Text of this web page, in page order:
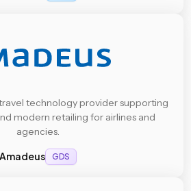
technology provider supporting
modern retailing for airlines and
agencies.
Amadeus GDS